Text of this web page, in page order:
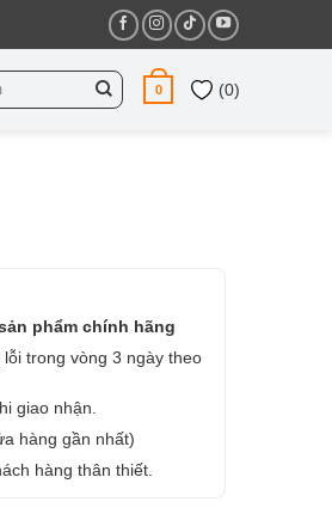
0 (0)
phẩm chính hãng
trong vòng 3 ngày theo
giao nhận.
hàng gần nhất)
hàng thân thiết.